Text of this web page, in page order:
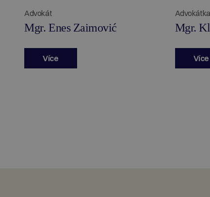
Advokát
Mgr. Enes Zaimović
Více
Advokátka
Mgr.
Více